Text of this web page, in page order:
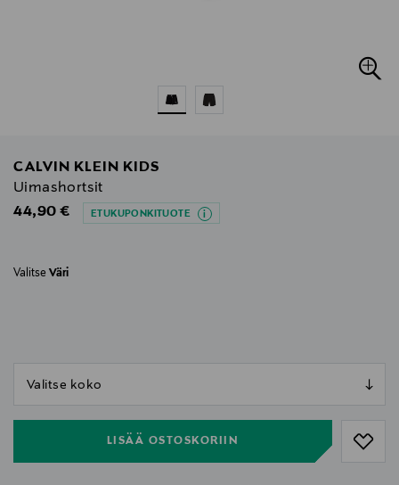
CALVIN KLEIN KIDS
Uimashortsit
Original Price
44,90 € ETUKUPONKITUOTE
Valitse Väri
LISÄÄ OSTOSKORIIN